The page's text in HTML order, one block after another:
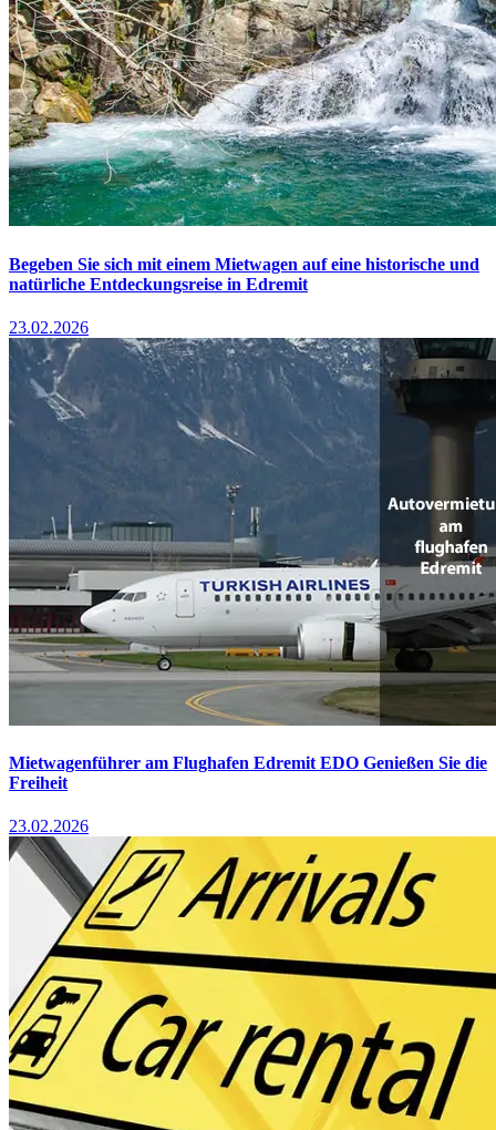
Begeben Sie sich mit einem Mietwagen auf eine historische und
natürliche Entdeckungsreise in Edremit
23.02.2026
Mietwagenführer am Flughafen Edremit EDO Genießen Sie die
Freiheit
23.02.2026